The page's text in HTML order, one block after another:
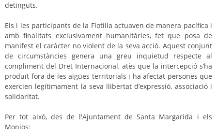
detinguts.
Els i les participants de la Flotilla actuaven de manera pacífica i
amb finalitats exclusivament humanitàries, fet que posa de
manifest el caràcter no violent de la seva acció. Aquest conjunt
de circumstàncies genera una greu inquietud respecte al
compliment del Dret Internacional, atès que la intercepció s’ha
produït fora de les aigües territorials i ha afectat persones que
exercien legítimament la seva llibertat d’expressió, associació i
solidaritat.
Per tot això, des de l'Ajuntament de Santa Margarida i els
Monjos: